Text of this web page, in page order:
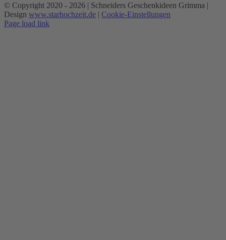
© Copyright 2020 - 2026 | Schneiders Geschenkideen Grimma |
Design www.starhochzeit.de | Cookie-Einstellungen
Page load link